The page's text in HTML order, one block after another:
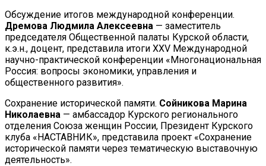
Обсуждение итогов международной конференции.
Дремова Людмила Алексеевна — заместитель
председателя Общественной палаты Курской области,
к.э.н., доцент, представила итоги XXV Международной
научно-практической конференции «Многонациональная
Россия: вопросы экономики, управления и
общественного развития».
Сохранение исторической памяти. Сойникова Марина
Николаевна — амбассадор Курского регионального
отделения Союза женщин России, Президент Курского
клуба «НАСТАВНИК», представила проект «Сохранение
исторической памяти через тематическую выставочную
деятельность».